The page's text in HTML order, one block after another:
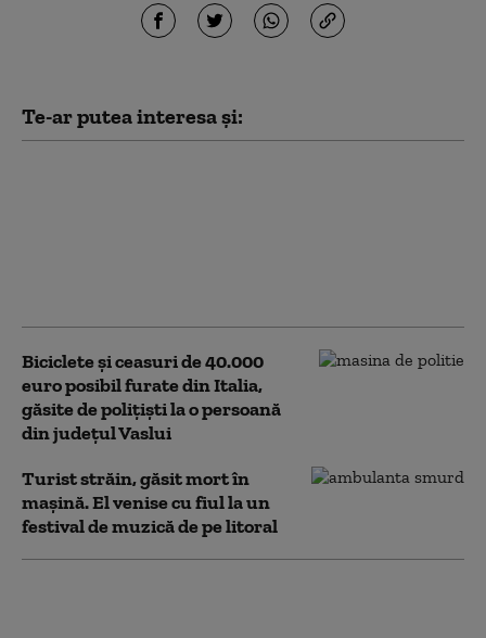
Te-ar putea interesa și:
Biciclete şi ceasuri de 40.000
euro posibil furate din Italia,
găsite de polițiști la o persoană
din județul Vaslui
Turist străin, găsit mort în
mașină. El venise cu fiul la un
festival de muzică de pe litoral